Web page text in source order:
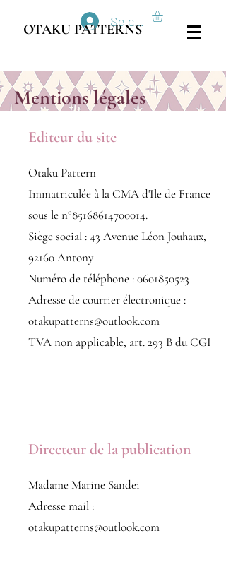
OTAKU PATTERNS
Se connecter
Mentions légales
Editeur du site
Otaku Pattern
Immatriculée à la CMA d'Ile de France
sous le n°85168614700014.
Siège social : 43 Avenue Léon Jouhaux,
92160 Antony
Numéro de téléphone :0601850523
Adresse de courrier électronique :
otakupatterns@outlook.com
TVA non applicable, art. 293 B du CGI
Directeur de la publication
Madame Marine Sandei
Adresse mail :
otakupatterns@outlook.com
Translate